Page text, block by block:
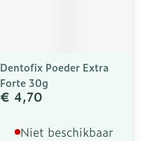
Dentofix Poeder Extra
Forte 30g
€ 4,70
Niet beschikbaar